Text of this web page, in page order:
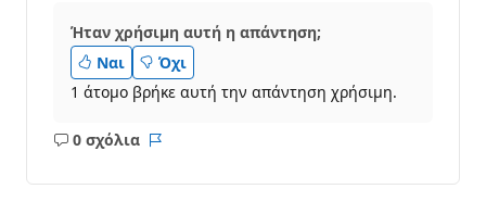
Ήταν χρήσιμη αυτή η απάντηση;
Ναι
Όχι
1 άτομο βρήκε αυτή την απάντηση χρήσιμη.
0 σχόλια
Κανένα